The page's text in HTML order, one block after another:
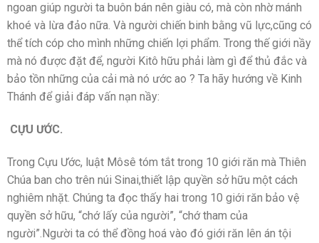
ngoan giúp người ta buôn bán nên giàu có, mà còn nhờ mánh
khoé và lừa đảo nữa. Và người chiến binh bằng vũ lực,cũng có
thể tích cóp cho mình những chiến lợi phẩm. Trong thế giới nầy
mà nó được đặt để, người Kitô hữu phải làm gì để thủ đắc và
bảo tồn những của cải mà nó ước ao ? Ta hãy hướng về Kinh
Thánh để giải đáp vấn nạn nầy:
CỰU ƯỚC.
Trong Cựu Ước, luật Môsê tóm tắt trong 10 giới răn mà Thiên
Chúa ban cho trên núi Sinai,thiết lập quyền sở hữu một cách
nghiêm nhặt. Chúng ta đọc thấy hai trong 10 giới răn bảo vệ
quyền sở hữu, “chớ lấy của người”, “chớ tham của
người”.Người ta có thể đồng hoá vào đó giới răn lên án tội